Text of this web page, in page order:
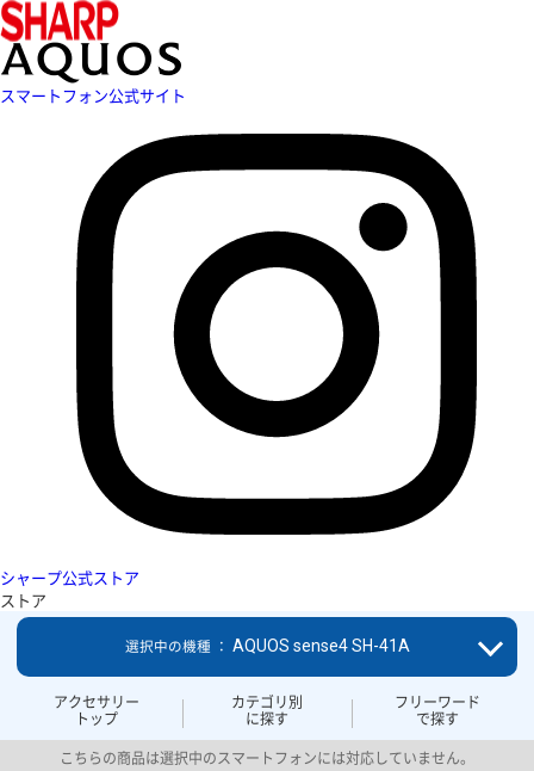
スマートフォン公式サイト
シャープ公式ストア
ストア
アクセサリー
トップ
カテゴリ別
に探す
フリーワード
で探す
選択中の機種 ： AQUOS sense4 SH-41A
こちらの商品は選択中のスマートフォンには対応していません。